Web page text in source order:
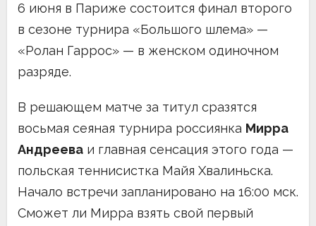
6 июня в Париже состоится финал второго
в сезоне турнира «Большого шлема» —
«Ролан Гаррос» — в женском одиночном
разряде.
В решающем матче за титул сразятся
восьмая сеяная турнира россиянка Мирра
Андреева и главная сенсация этого года —
польская теннисистка Майя Хвалиньска.
Начало встречи запланировано на 16:00 мск.
Сможет ли Мирра взять свой первый